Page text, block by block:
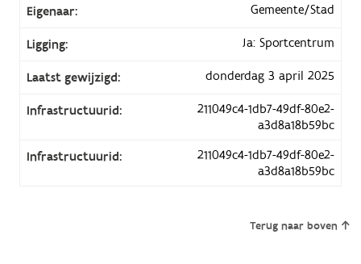
Eigenaar: Gemeente/Stad
Ligging: Ja: Sportcentrum
Laatst gewijzigd: donderdag 3 april 2025
Infrastructuurid:
211049c4-1db7-49df-80e2-
a3d8a18b59bc
Infrastructuurid:
211049c4-1db7-49df-80e2-
a3d8a18b59bc
Terug naar boven